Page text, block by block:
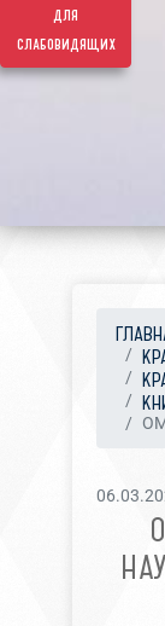
для
слабовидящих